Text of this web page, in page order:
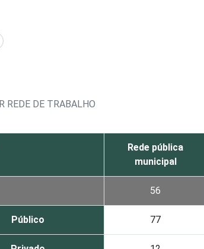
REDE DE TRABALHO
Rede pública
municipal
56
Público 77